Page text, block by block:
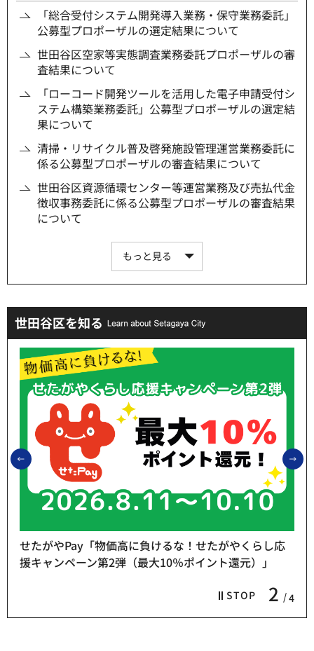
「総合受付システム開発導入業務・保守業務委託」
公募型プロポーザルの選定結果について
世田谷区空家等実態調査業務委託プロポーザルの審
査結果について
「ローコード開発ツールを活用した電子申請受付シ
ステム構築業務委託」公募型プロポーザルの選定結
果について
清掃・リサイクル普及啓発施設管理運営業務委託に
係る公募型プロポーザルの審査結果について
世田谷区資源循環センター等運営業務及び売払代金
徴収事務委託に係る公募型プロポーザルの審査結果
について
もっと見る
世田谷区を知る
前のスライドを表示
STOP 2 4
せたがやPay「物価高に負けるな！せたがやくらし応
援キャンペーン第2弾（最大10％ポイント還元）」